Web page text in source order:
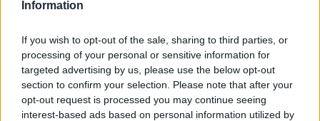
Information
If you wish to opt-out of the sale, sharing to third parties, or
processing of your personal or sensitive information for
targeted advertising by us, please use the below opt-out
section to confirm your selection. Please note that after your
opt-out request is processed you may continue seeing
interest-based ads based on personal information utilized by
disfruta de los últimos momentos antes de conocer a
Dibus del Embarazo: Semana 34 del
embarazo en dibujos animados